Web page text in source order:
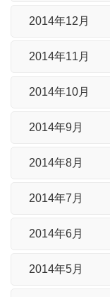
2014年12月
2014年11月
2014年10月
2014年9月
2014年8月
2014年7月
2014年6月
2014年5月